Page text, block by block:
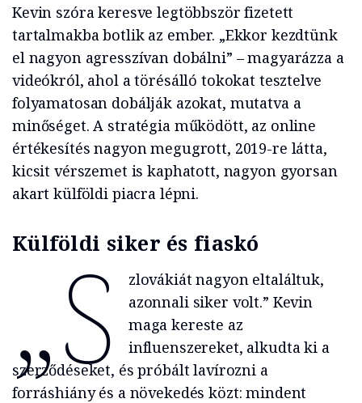
Kevin szóra keresve legtöbbször fizetett
tartalmakba botlik az ember. „Ekkor kezdtünk
el nagyon agresszívan dobálni” – magyarázza a
videókról, ahol a törésálló tokokat tesztelve
folyamatosan dobálják azokat, mutatva a
minőséget. A stratégia működött, az online
értékesítés nagyon megugrott, 2019-re látta,
kicsit vérszemet is kaphatott, nagyon gyorsan
akart külföldi piacra lépni.
Külföldi siker és fiaskó
„S
zlovákiát nagyon eltaláltuk,
azonnali siker volt.” Kevin
maga kereste az
influenszereket, alkudta ki a
szerződéseket, és próbált lavírozni a
forráshiány és a növekedés közt: mindent